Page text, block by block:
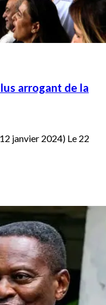
arrogant de la
janvier 2024) Le 22